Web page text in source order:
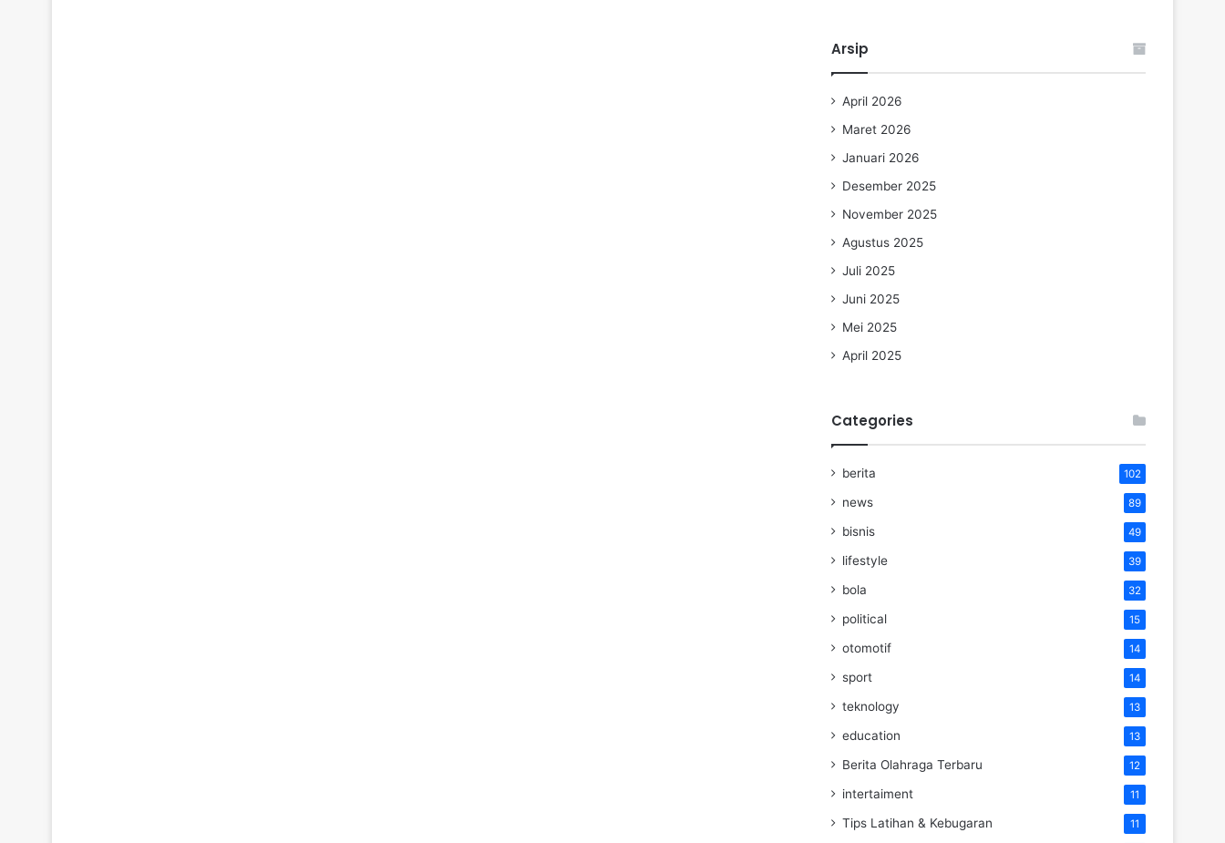
Arsip
April 2026
Maret 2026
Januari 2026
Desember 2025
November 2025
Agustus 2025
Juli 2025
Juni 2025
Mei 2025
April 2025
Categories
berita 102
news 89
bisnis 49
lifestyle 39
bola 32
political 15
otomotif 14
sport 14
teknology 13
education 13
Berita Olahraga Terbaru 12
intertaiment 11
Tips Latihan & Kebugaran 11